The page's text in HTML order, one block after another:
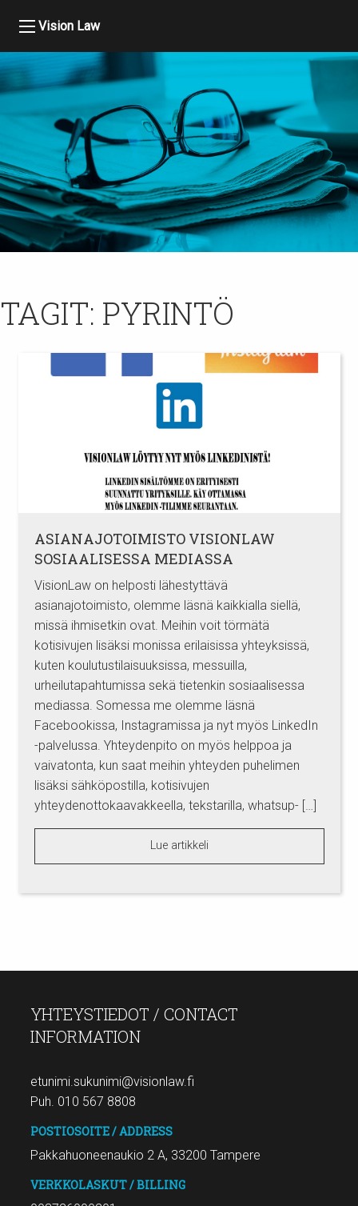
Vision Law
TAGIT: PYRINTÖ
ASIANAJOTOIMISTO VISIONLAW
SOSIAALISESSA MEDIASSA
VisionLaw on helposti lähestyttävä
asianajotoimisto, olemme läsnä kaikkialla siellä,
missä ihmisetkin ovat. Meihin voit törmätä
kotisivujen lisäksi monissa erilaisissa yhteyksissä,
kuten koulutustilaisuuksissa, messuilla,
urheilutapahtumissa sekä tietenkin sosiaalisessa
mediassa. Somessa me olemme läsnä
Facebookissa, Instagramissa ja nyt myös LinkedIn
-palvelussa. Yhteydenpito on myös helppoa ja
vaivatonta, kun saat meihin yhteyden puhelimen
lisäksi sähköpostilla, kotisivujen
yhteydenottokaavakkeella, tekstarilla, whatsup- […]
Lue artikkeli
YHTEYSTIEDOT / CONTACT
INFORMATION
etunimi.sukunimi@visionlaw.fi
Puh. 010 567 8808
POSTIOSOITE / ADDRESS
Pakkahuoneenaukio 2 A, 33200 Tampere
VERKKOLASKUT / BILLING